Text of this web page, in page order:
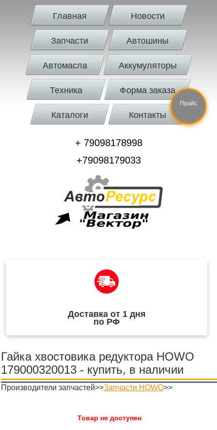
Главная Новости
Запчасти Автошины
Автомасла Аккумуляторы
Техника Форма заказа
Каталоги Контакты
+ 79098178998
+79098179033
Доставка от 1 дня
по РФ
Гайка хвостовика редуктора HOWO
179000320013 - купить, в наличии
Производители запчастей>>Запчасти HOWO>>
Товар не доступен
Прайс